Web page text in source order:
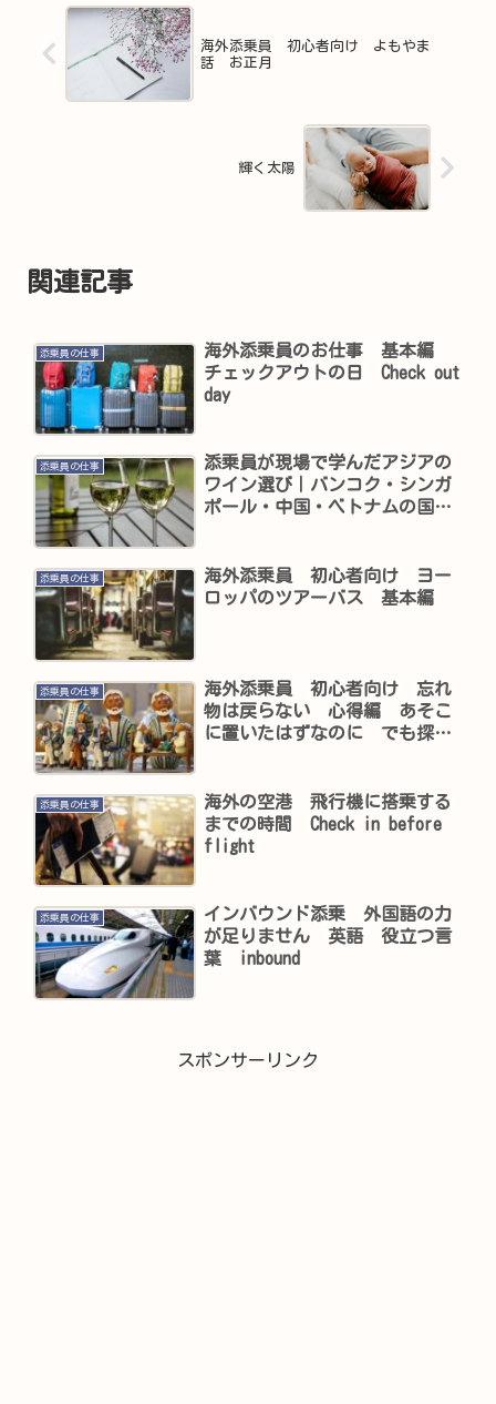
海外添乗員 初心者向け よもやま
話 お正月
輝く太陽
関連記事
添乗員の仕事
海外添乗員のお仕事 基本編
チェックアウトの日 Check out
day
添乗員の仕事
添乗員が現場で学んだアジアの
ワイン選び｜バンコク・シンガ
ポール・中国・ベトナムの国別
添乗員の仕事
海外添乗員 初心者向け ヨー
ロッパのツアーバス 基本編
添乗員の仕事
海外添乗員 初心者向け 忘れ
物は戻らない 心得編 あそこ
に置いたはずなのに でも探し
添乗員の仕事
海外の空港 飛行機に搭乗する
までの時間 Check in before
flight
添乗員の仕事
インバウンド添乗 外国語の力
が足りません 英語 役立つ言
葉 inbound
スポンサーリンク